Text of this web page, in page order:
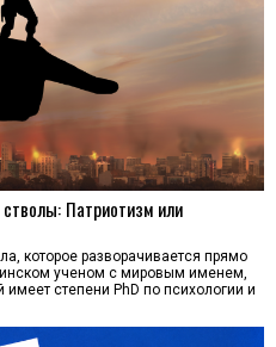
Патриотизм или
которое разворачивается прямо
ученом с мировым именем,
степени PhD по психологии и